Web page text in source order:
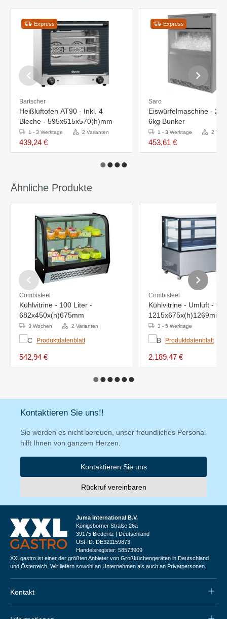
Express
Bartscher
Heißluftofen AT90 - Inkl. 4
Bleche - 595x615x570(h)mm
1 - 3 Werktage 2 Varianten
439,24 €
Express
Saro
Eiswürfelmaschine -
6kg Bunker
1 - 3 Werktage 2
453,61 €
Ähnliche Produkte
Combisteel
Kühlvitrine - 100 Liter -
682x450x(h)675mm
3 Wochen 2 Varianten
Produktdatenblatt
542,94 €
Combisteel
Kühlvitrine - Umluft -
1215x675x(h)1269mm
3 - 5 Werktage
Produktdatenblatt
2.189,47 €
Kontaktieren Sie uns!!
Sie werden es nicht bereuen, unser freundliches Personal
hilft Ihnen von ganzem Herzen.
Kontaktieren Sie uns
Rückruf vereinbaren
Juma International B.V.
Königsborner Straße 26a
39175 Biederitz | Deutschland
USt-ID: DE321159873
Handelsregister: 58573909
XXLgastro ist einer der größten Anbieter von Großküchengeräten in Deutschland
und Österreich. Wir liefern sowohl an Unternehmen als auch an Privatpersonen.
Kontakt